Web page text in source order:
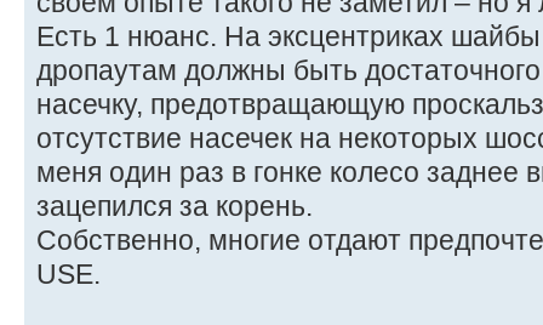
Есть 1 нюанс. На эксцентриках
дропаутам должны быть
насечку, предотвращающую
отсутствие насечек на некоторых
меня один раз в гонке колесо заднее
зацепился за корень.
Собственно, многие отдают
USE.